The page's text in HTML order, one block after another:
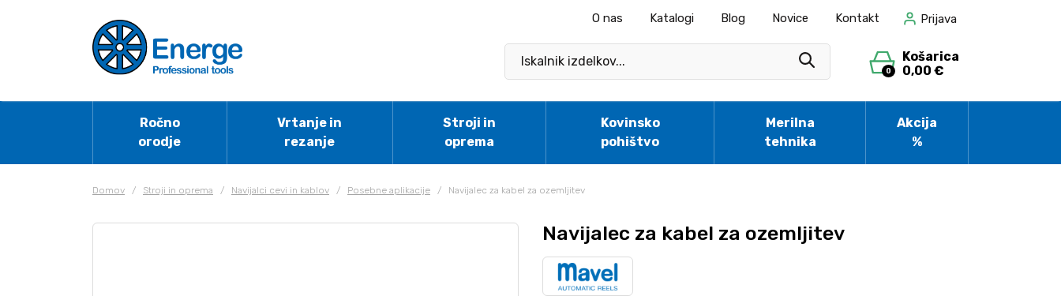
O nas Katalogi Blog Novice Kontakt Prijava
0
Košarica
0,00 €
Ročno
orodje
Vrtanje in
rezanje
Stroji in
oprema
Kovinsko
pohištvo
Merilna
tehnika
Akcija
%
Domov / Stroji in oprema / Navijalci cevi in kablov / Posebne aplikacije / Navijalec za kabel za ozemljitev
Navijalec za kabel za ozemljitev